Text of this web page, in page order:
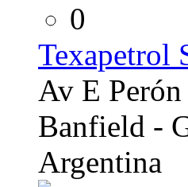
0
Texapetrol
Av E
Banfield -
Argentina